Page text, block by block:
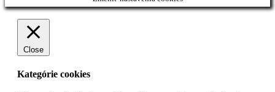
Close
Kategórie cookies